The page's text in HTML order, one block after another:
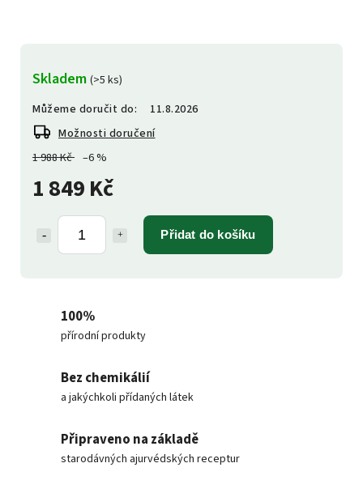
1 988 Kč –6 %
1 849 Kč
Přidat do košíku
Skladem (>5 ks)
Můžeme doručit do:
11.8.2026
Možnosti doručení
100%
přírodní produkty
Bez chemikálií
a jakýchkoli přídaných látek
Připraveno na základě
starodávných ajurvédských receptur